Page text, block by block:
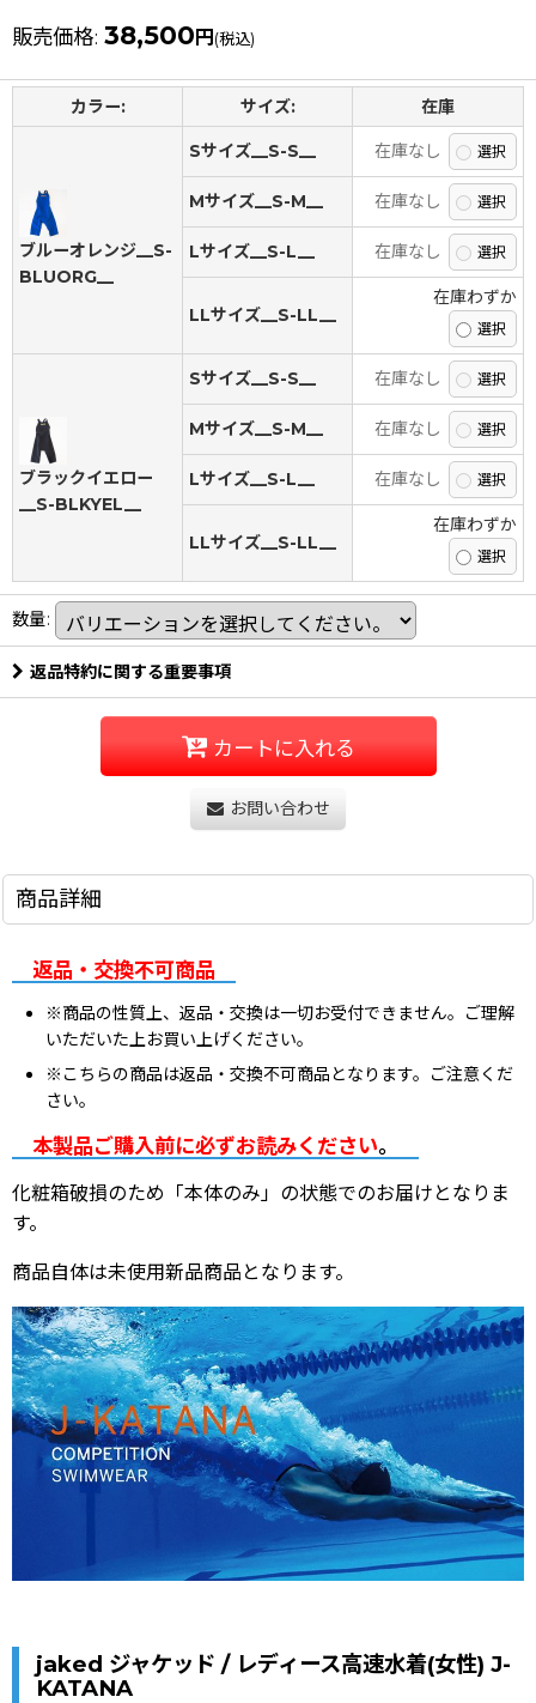
販売価格: 38,500 円 (税込)
カラー: サイズ: 在庫
ブルーオレンジ__S-
BLUORG__
Sサイズ__S-S__ 在庫なし
Mサイズ__S-M__ 在庫なし
Lサイズ__S-L__ 在庫なし
LLサイズ__S-LL__
在庫わずか
ブラックイエロー
__S-BLKYEL__
Sサイズ__S-S__ 在庫なし
Mサイズ__S-M__ 在庫なし
Lサイズ__S-L__ 在庫なし
LLサイズ__S-LL__
在庫わずか
数量:
返品特約に関する重要事項
カートに入れる
お問い合わせ
商品詳細
返品・交換不可商品
※商品の性質上、返品・交換は一切お受付できません。ご理解
いただいた上お買い上げください。
※こちらの商品は返品・交換不可商品となります。ご注意くだ
さい。
本製品ご購入前に必ずお読みください。
化粧箱破損のため「本体のみ」の状態でのお届けとなりま
す。
商品自体は未使用新品商品となります。
jaked ジャケッド / レディース高速水着(女性) J-
KATANA